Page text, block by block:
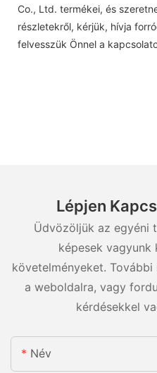
Co., Ltd. termékei, és
részletekről, kérjük, hívja
felvesszük Önnel a
Lépjen
Üdvözöljük az egyéni
képesek
követelményeket.
a weboldalra, vagy
kérdésekkel
Név